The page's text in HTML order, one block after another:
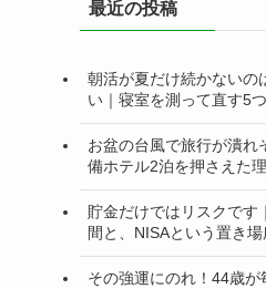
ー最近の投稿
朝活が夏だけ続かないの
い｜寝室を測って直す5
お盆の台風で旅行が潰れ
備ホテル2泊を押さえた
貯金だけではリスクです
間と、NISAという置き
その強運にのれ！44歳が